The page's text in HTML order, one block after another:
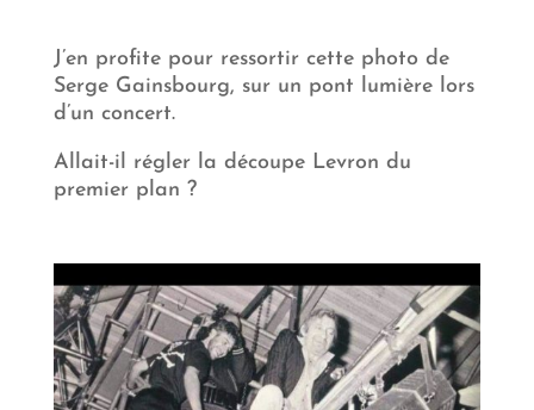
J’en profite pour ressortir cette photo de
Serge Gainsbourg, sur un pont lumière lors
d’un concert.
Allait-il régler la découpe Levron du
premier plan ?